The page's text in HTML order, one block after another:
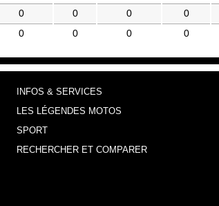
0 0 0 0
0 0 0 0
INFOS & SERVICES
LES LÉGENDES MOTOS
SPORT
RECHERCHER ET COMPARER